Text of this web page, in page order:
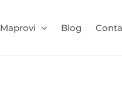
Maprovi Blog